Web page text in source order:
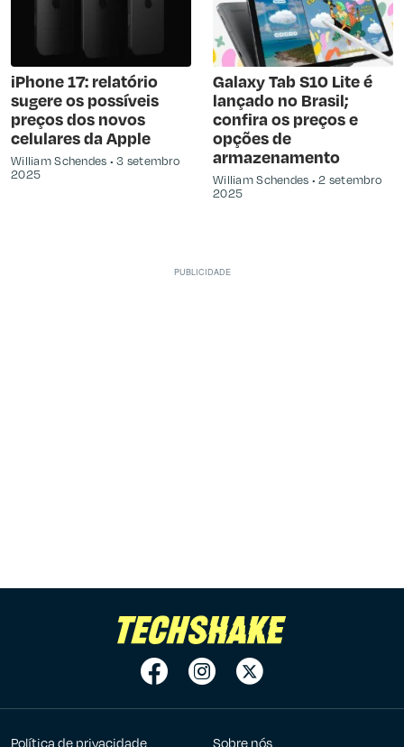
iPhone 17: relatório
sugere os possíveis
preços dos novos
celulares da Apple
William Schendes
3 setembro
2025
Galaxy Tab S10 Lite é
lançado no Brasil;
confira os preços e
opções de
armazenamento
William Schendes
2 setembro
2025
Política de privacidade Sobre nós